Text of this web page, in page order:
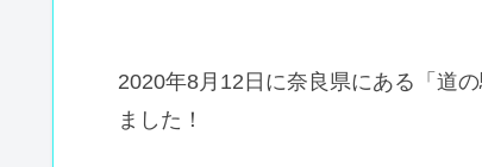
2020年8月12日に奈良県にある「道
ました！